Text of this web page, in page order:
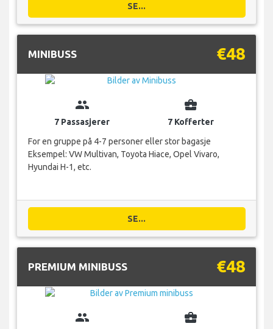
SE...
MINIBUSS €48
group
7 Passasjerer
business_center
7 Kofferter
For en gruppe på 4-7 personer eller stor bagasje
Eksempel: VW Multivan, Toyota Hiace, Opel Vivaro,
Hyundai H-1, etc.
SE...
PREMIUM MINIBUSS €48
group business_center